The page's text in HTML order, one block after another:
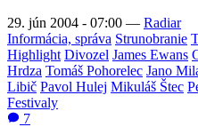
29. jún 2004 - 07:00 — Radiar
Informácia, správa Strunobranie
Highlight Divozel James Ewans
Hrdza Tomáš Pohorelec Jano
Libič Pavol Hulej Mikuláš Štec
Festivaly
7